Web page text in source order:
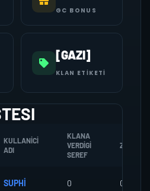
GC BONUS
[GAZI]
KLAN ETIKETI
KULLANICI
ADI
KLANA
VERDIGI
SEREF
ZOMBI
SUPHİ 0 0